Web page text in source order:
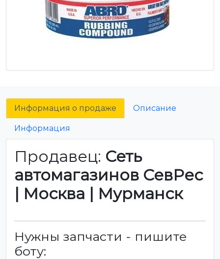
Информация о продаже Описание
Информация
Продавец: Сеть
автомагазинов СевРес
| Москва | Мурманск
Нужны запчасти - пишите
боту: